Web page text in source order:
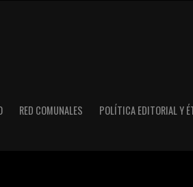
RED COMUNALES POLÍTICA EDITORIAL Y